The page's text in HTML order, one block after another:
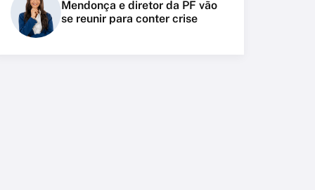
Mendonça e diretor da PF vão
se reunir para conter crise